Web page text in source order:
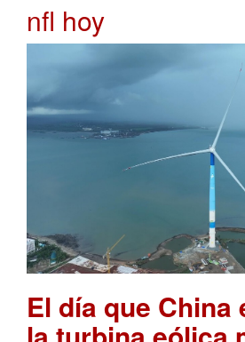
nfl hoy
El día que China